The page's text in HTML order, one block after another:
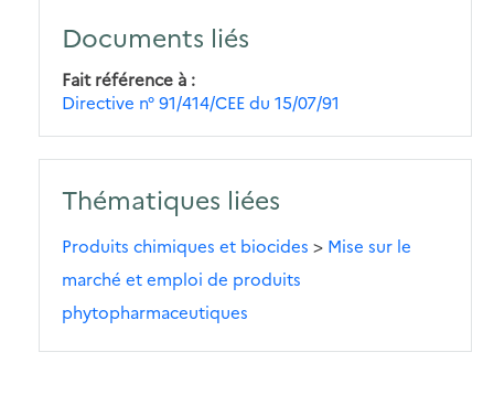
Documents liés
Fait référence à
Directive n° 91/414/CEE du 15/07/91
Thématiques liées
Produits chimiques et biocides > Mise sur le
marché et emploi de produits
phytopharmaceutiques